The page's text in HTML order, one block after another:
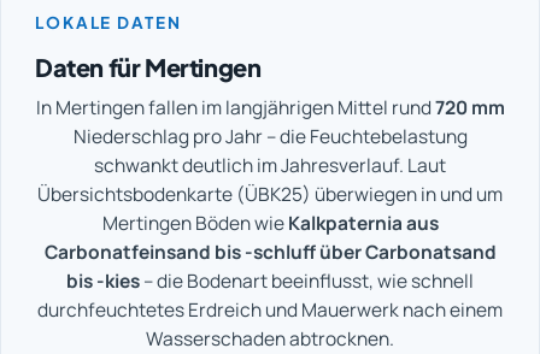
LOKALE DATEN
Daten für Mertingen
In Mertingen fallen im langjährigen Mittel rund720 mm
Niederschlag pro Jahr – die Feuchtebelastung
schwankt deutlich im Jahresverlauf. Laut
Übersichtsbodenkarte (ÜBK25) überwiegen in und um
Mertingen Böden wieKalkpaternia aus
Carbonatfeinsand bis -schluff über Carbonatsand
bis -kies– die Bodenart beeinflusst, wie schnell
durchfeuchtetes Erdreich und Mauerwerk nach einem
Wasserschaden abtrocknen.